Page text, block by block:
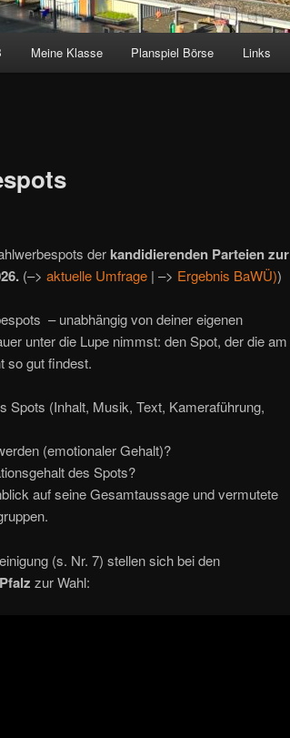
Meine Klasse Planspiel Börse Links
der kandidierenden Parteien zur
(–> aktuelle Umfrage | –> Ergebnis BaWÜ))
– unabhängig von deiner eigenen
unter die Lupe nimmst: den Spot, der die am
so gut findest.
Spots (Inhalt, Musik, Text, Kameraführung,
(emotionaler Gehalt)?
des Spots?
auf seine Gesamtaussage und vermutete
(s. Nr. 7) stellen sich bei den
zur Wahl: